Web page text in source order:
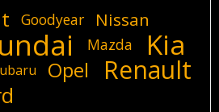
Goodyear Nissan
Mazda Kia
Opel Renault